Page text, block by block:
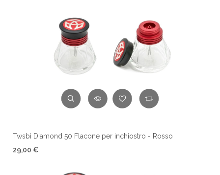
Twsbi Diamond 50 Flacone per inchiostro - Rosso
29,00 €